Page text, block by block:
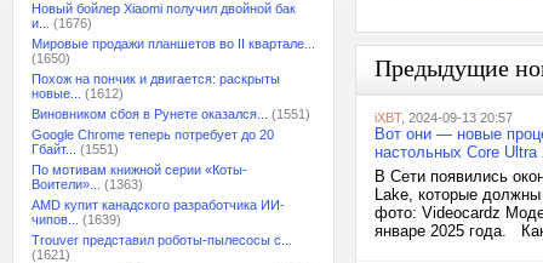
Новый бойлер Xiaomi получил двойной бак
и...
(1676)
Мировые продажи планшетов во II квартале...
(1650)
Похож на пончик и двигается: раскрыты
новые...
(1612)
Виновником сбоя в Рунете оказался...
(1551)
Google Chrome теперь потребует до 20
Гбайт...
(1551)
По мотивам книжной серии «Коты-
Воители»...
(1363)
AMD купит канадского разработчика ИИ-
чипов...
(1639)
Trouver представил роботы-пылесосы с...
(1621)
Предыдущие
iXBT, 2024-09-13 20:57
Вот они — новые
настольных Core
В Сети появились
Lake, которые
фото: Videocardz
январе 2025 года.